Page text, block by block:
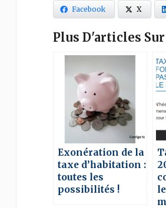
Facebook X
Plus D'articles
Exonération de la
taxe d’habitation :
toutes les
possibilités !